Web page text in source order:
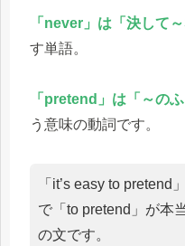
「never」は「決して～
す単語。
「pretend」は「～の
う意味の動詞です。
「it’s easy to pretend
で「to pretend」が本
の文です。